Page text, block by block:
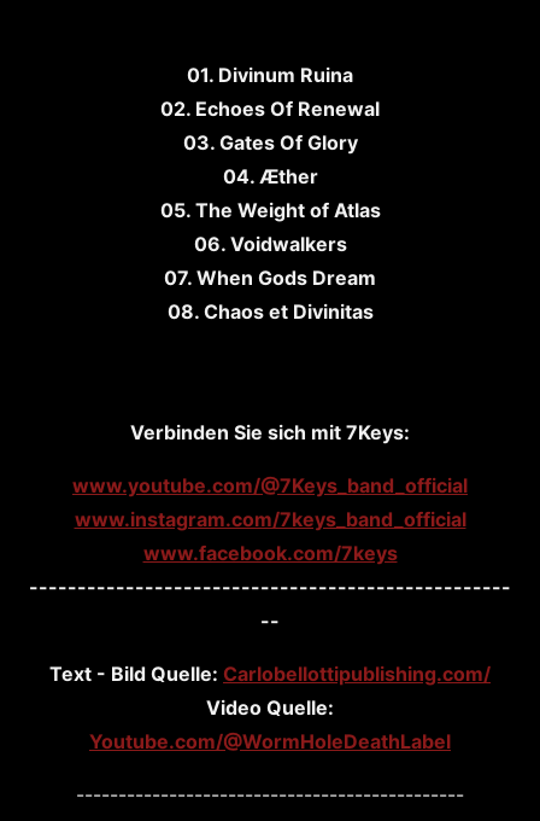
01. Divinum Ruina
02. Echoes Of Renewal
03. Gates Of Glory
04. Æther
05. The Weight of Atlas
06. Voidwalkers
07. When Gods Dream
08. Chaos et Divinitas
Verbinden Sie sich mit 7Keys:
www.youtube.com/@7Keys_band_official
www.instagram.com/7keys_band_official
www.facebook.com/7keys
--------------------------------------------------
--
Text - Bild Quelle: Carlobellottipublishing.com/
Video Quelle:
Youtube.com/@WormHoleDeathLabel
----------------------------------------------